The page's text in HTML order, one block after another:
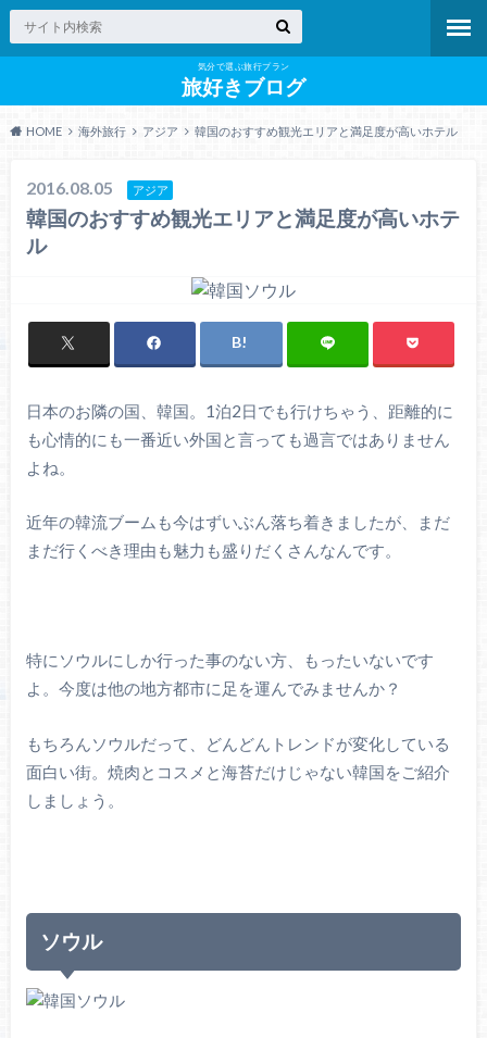
気分で選ぶ旅行プラン
旅好きブログ
HOME 海外旅行 アジア 韓国のおすすめ観光エリアと満足度が高いホテル
2016.08.05 アジア
韓国のおすすめ観光エリアと満足度が高いホテ
ル
日本のお隣の国、韓国。1泊2日でも行けちゃう、距離的に
も心情的にも一番近い外国と言っても過言ではありません
よね。
近年の韓流ブームも今はずいぶん落ち着きましたが、まだ
まだ行くべき理由も魅力も盛りだくさんなんです。
特にソウルにしか行った事のない方、もったいないです
よ。今度は他の地方都市に足を運んでみませんか？
もちろんソウルだって、どんどんトレンドが変化している
面白い街。焼肉とコスメと海苔だけじゃない韓国をご紹介
しましょう。
ソウル